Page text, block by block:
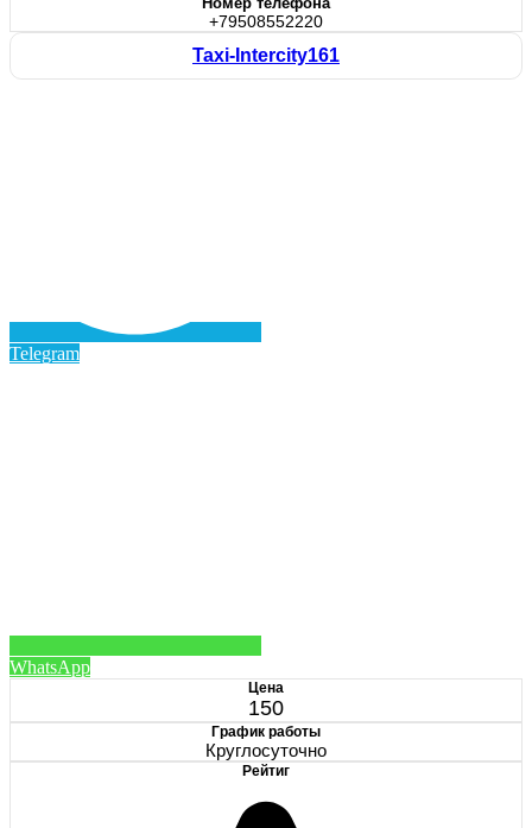
+79508552220
Taxi-Intercity161
Telegram
WhatsApp
Цена
150
График работы
Круглосуточно
Рейтиг